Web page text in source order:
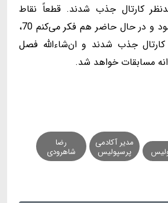
کارتال جذب شدند. قطعاً نقاط
ضعف باید برطرف شود و در حال حاضر هم فکر می‌کنم 70،
کارتال جذب شدند و ان‌شاءالله فصل
مسابقات خواهد شد.
مدیر آکادمی
پرسپولیس
رضا
شاهرودی